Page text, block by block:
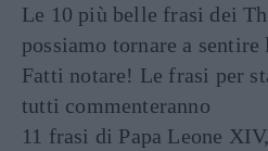
Le 10 più belle frasi dei
possiamo tornare a sentire
Fatti notare! Le frasi per
tutti commenteranno
11 frasi di Papa Leone